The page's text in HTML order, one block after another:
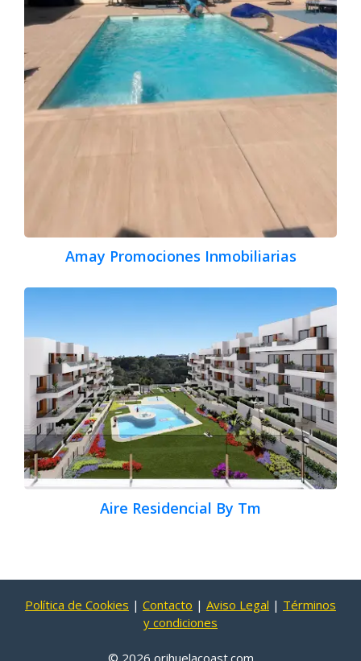
Amay Promociones Inmobiliarias
Aire Residencial By Tm
Política de Cookies | Contacto | Aviso Legal | Términos
y condiciones